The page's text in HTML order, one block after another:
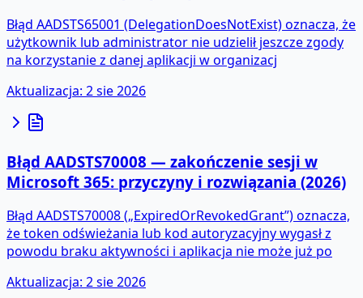
Błąd AADSTS65001 (DelegationDoesNotExist) oznacza, że
użytkownik lub administrator nie udzielił jeszcze zgody
na korzystanie z danej aplikacji w organizacj
Aktualizacja: 2 sie 2026
Błąd AADSTS70008 — zakończenie sesji w
Microsoft 365: przyczyny i rozwiązania (2026)
Błąd AADSTS70008 („ExpiredOrRevokedGrant”) oznacza,
że token odświeżania lub kod autoryzacyjny wygasł z
powodu braku aktywności i aplikacja nie może już po
Aktualizacja: 2 sie 2026